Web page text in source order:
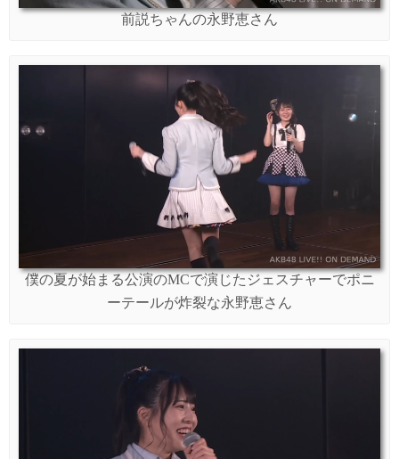
前説ちゃんの永野恵さん
僕の夏が始まる公演のMCで演じたジェスチャーでポニ
ーテールが炸裂な永野恵さん